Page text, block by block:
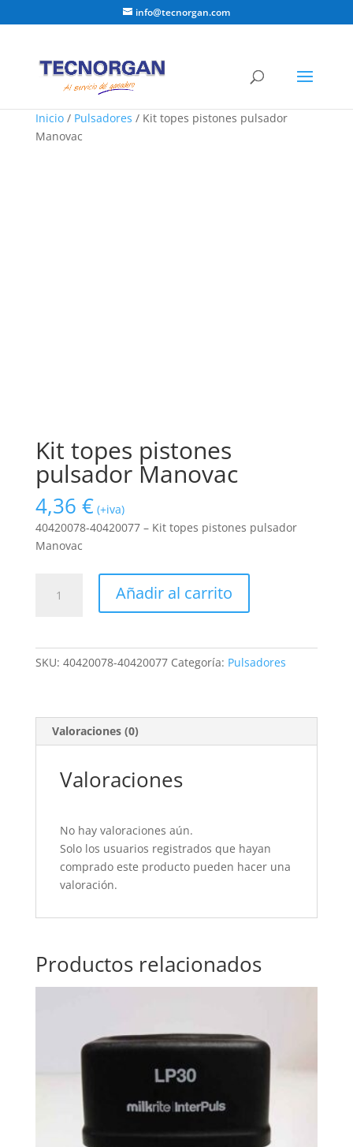
info@tecnorgan.com
Inicio/ Pulsadores / Kit topes pistones pulsador
Manovac
Kit topes pistones
pulsador Manovac
4,36 € (+iva)
40420078-40420077 – Kit topes pistones pulsador
Manovac
topes
Añadir al carrito
SKU: 40420078-40420077 Categoría: Pulsadores
Valoraciones (0)
Valoraciones
No hay valoraciones aún.
Solo los usuarios registrados que hayan
comprado este producto pueden hacer una
valoración.
Productos relacionados